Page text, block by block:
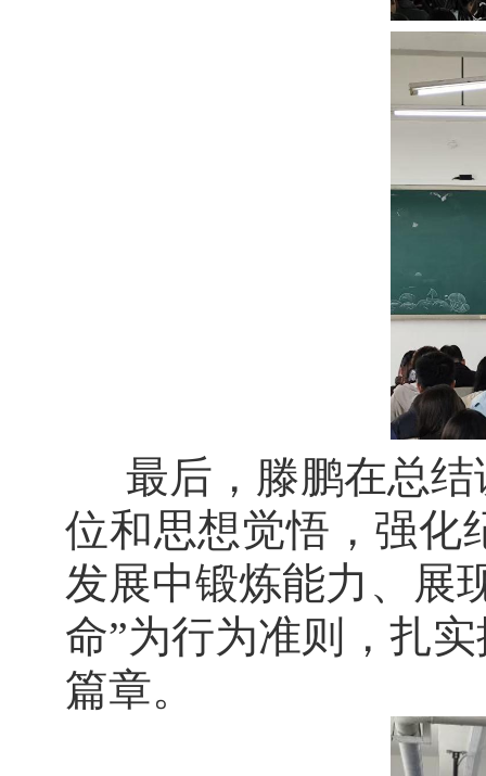
最后，滕鹏在总
位和思想觉悟 ， 强化
发展中锻炼能力、展
命”为行为准则
， 扎
篇章。